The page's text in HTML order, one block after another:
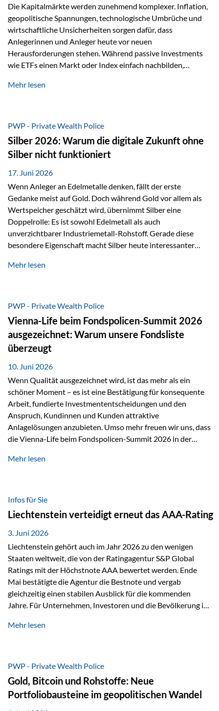
Die Kapitalmärkte werden zunehmend komplexer. Inflation,
geopolitische Spannungen, technologische Umbrüche und
wirtschaftliche Unsicherheiten sorgen dafür, dass
Anlegerinnen und Anleger heute vor neuen
Herausforderungen stehen. Während passive Investments
wie ETFs einen Markt oder Index einfach nachbilden,
setzen auf die Expertise erfahrener Fondsmanager, die
Veränderungen geprägt ist, kann diese aktive
Herangehensweise einen entscheidenden Mehrwert bieten.
Was zeichnet aktive Fonds aus? Aktive Fonds verfolgen das
Ziel, nicht nur einen Markt abzubilden, sondern gezielt
Anlageentscheidungen zu treffen. Fondsmanager
analysieren Unternehmen,…
Mehr lesen
PWP - Private Wealth Police
Silber 2026: Warum die digitale Zukunft ohne
Silber nicht funktioniert
17. Juni 2026
Wenn Anleger an Edelmetalle denken, fällt der erste
Gedanke meist auf Gold. Doch während Gold vor allem als
Wertspeicher geschätzt wird, übernimmt Silber eine
Doppelrolle: Es ist sowohl Edelmetall als auch
unverzichtbarer Industriemetall-Rohstoff. Gerade diese
besondere Eigenschaft macht Silber heute interessanter
elektrischer – und genau dort spielt Silber eine
Leitfähigkeit aller Metalle. Diese Eigenschaft macht es für
zahlreiche Zukunftstechnologien praktisch unverzichtbar.
Silber findet sich unter anderem in: Solarmodulen
Elektrofahrzeugen Halbleitern Smartphones und Tablets…
Mehr lesen
PWP - Private Wealth Police
Vienna-Life beim Fondspolicen-Summit 2026
ausgezeichnet: Warum unsere Fondsliste
überzeugt
10. Juni 2026
Wenn Qualität ausgezeichnet wird, ist das mehr als ein
schöner Moment – es ist eine Bestätigung für konsequente
Arbeit, fundierte Investmententscheidungen und den
Anspruch, Kundinnen und Kunden attraktive
Anlagelösungen anzubieten. Umso mehr freuen wir uns, dass
die Vienna-Life beim Fondspolicen-Summit 2026 in der
dieser Ehrung ist der renommierte Fondspolicenreport der
analysiert und verglichen wurden. Das Ergebnis: Die ETF-
Auswahl der Vienna-Life zählt zu den drei besten Angeboten
am Markt. Für uns ist diese Auszeichnung eine Bestätigung
unseres Weges und unseres Anspruchs,…
Mehr lesen
Infos für Sie
Liechtenstein verteidigt erneut das AAA-Rating
3. Juni 2026
Liechtenstein gehört auch im Jahr 2026 zu den wenigen
Staaten weltweit, die von der Ratingagentur S&P Global
Ratings mit der Höchstnote AAA bewertet werden. Ende
Mai bestätigte die Agentur die Bestnote und vergab
gleichzeitig einen stabilen Ausblick für die kommenden
Jahre. Für Unternehmen, Investoren und die Bevölkerung ist
finanzielle Stabilität des Landes sowie das Vertrauen
trotz Herausforderungen Die weltwirtschaftlichen
Rahmenbedingungen bleiben anspruchsvoll. Geopolitische
Unsicherheiten, eine verhaltene Investitionstätigkeit und
eine schwächere Nachfrage in wichtigen Exportmärkten
Mehr lesen
PWP - Private Wealth Police
Gold, Bitcoin und Rohstoffe: Neue
Portfoliobausteine im geopolitischen Wandel